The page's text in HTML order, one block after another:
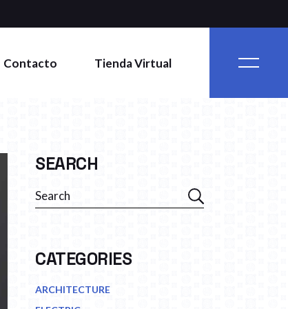
Contacto Tienda Virtual
SEARCH
Search
CATEGORIES
ARCHITECTURE